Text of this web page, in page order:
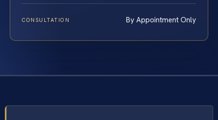
CONSULTATION By Appointment Only